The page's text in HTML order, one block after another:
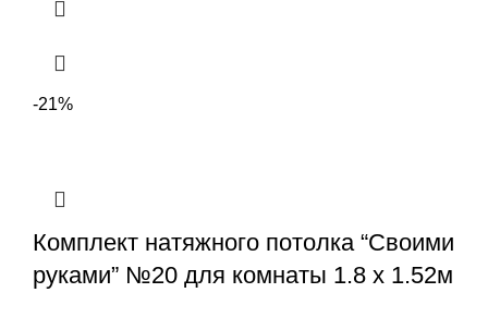
-21%
Комплект натяжного потолка “Своими
руками” №20 для комнаты 1.8 х 1.52м